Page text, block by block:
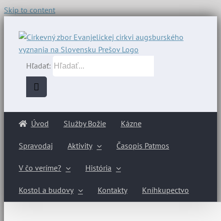
Skip to content
Hľadať:
Úvod Služby Božie Kázne
Spravodaj Aktivity Časopis Patmos
V čo veríme? História
Kostol a budovy Kontakty Kníhkupectvo